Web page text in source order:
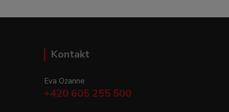
Kontakt
Eva Ozanne
+420 605 255 500